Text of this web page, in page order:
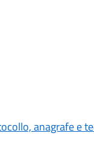
anagrafe e